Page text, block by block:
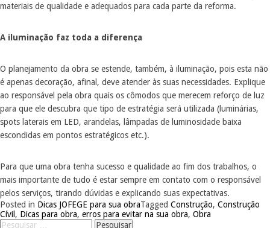
materiais de qualidade e adequados para cada parte da reforma.
A iluminação faz toda a diferença
O planejamento da obra se estende, também, à iluminação, pois esta não
é apenas decoração, afinal, deve atender às suas necessidades. Explique
ao responsável pela obra quais os cômodos que merecem reforço de luz
para que ele descubra que tipo de estratégia será utilizada (luminárias,
spots laterais em LED, arandelas, lâmpadas de luminosidade baixa
escondidas em pontos estratégicos etc.).
Para que uma obra tenha sucesso e qualidade ao fim dos trabalhos, o
mais importante de tudo é estar sempre em contato com o responsável
pelos serviços, tirando dúvidas e explicando suas expectativas.
Posted in Dicas JOFEGE para sua obraTagged Construção, Construção
Cívil, Dicas para obra, erros para evitar na sua obra, Obra